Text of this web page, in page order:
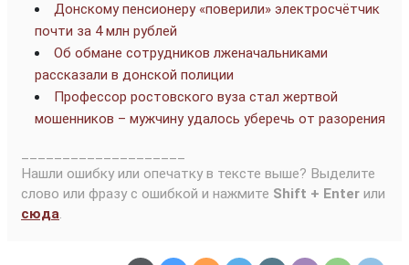
Донскому пенсионеру «поверили» электросчётчик
почти за 4 млн рублей
Об обмане сотрудников лженачальниками
рассказали в донской полиции
Профессор ростовского вуза стал жертвой
мошенников – мужчину удалось уберечь от разорения
Нашли ошибку или опечатку в тексте выше? Выделите
слово или фразу с ошибкой и нажмите Shift + Enter или
сюда.